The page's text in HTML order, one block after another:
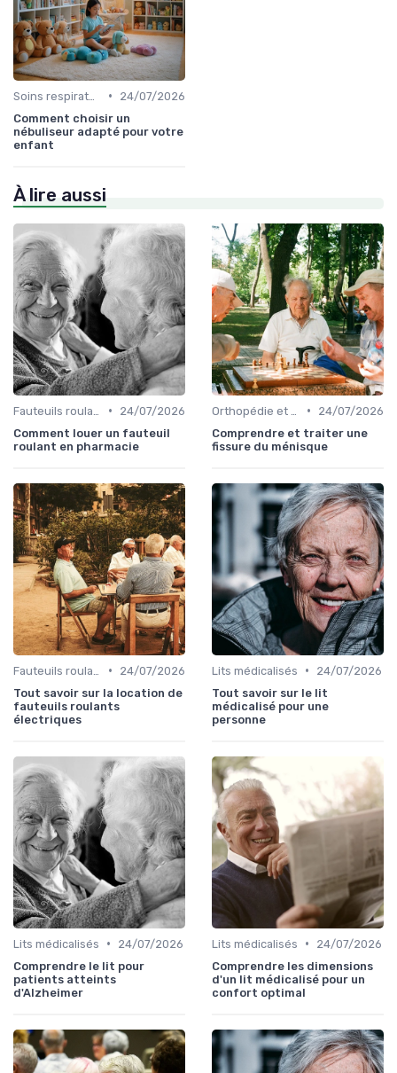
•
24/07/2026
Comment choisir un
nébuliseur adapté pour votre
enfant
À lire aussi
•
24/07/2026
Comment louer un fauteuil
roulant en pharmacie
•
24/07/2026
Comprendre et traiter une
fissure du ménisque
•
24/07/2026
Tout savoir sur la location de
fauteuils roulants
électriques
Lits médicalisés •
24/07/2026
Tout savoir sur le lit
médicalisé pour une
personne
Lits médicalisés •
24/07/2026
Comprendre le lit pour
patients atteints
d'Alzheimer
Lits médicalisés •
24/07/2026
Comprendre les dimensions
d'un lit médicalisé pour un
confort optimal